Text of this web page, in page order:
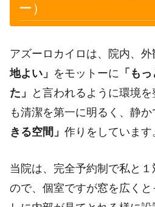
ー）
アズーロカイロは、院内、
地よい」 をモットーに 「も
た」
と言われるように環境
も清潔を第一に明るく、静か
きる空間」 作りをしています
当院は、完全予約制で私と
ので、個室ですが窓を広く